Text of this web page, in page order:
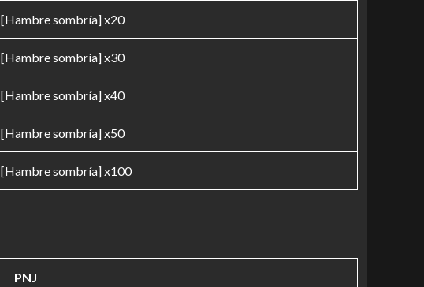
[Hambre sombría] x20
[Hambre sombría] x30
[Hambre sombría] x40
[Hambre sombría] x50
[Hambre sombría] x100
PNJ